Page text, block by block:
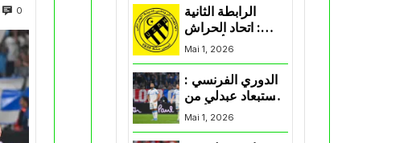
0
الرابطة الثانية
: اتحاد الحراش
يحسم التأهل إلى
“البلاي أوف”
Mai 1, 2026
الدوري الفرنسي :
استبعاد عبدلي من
قائمة مرسيليا أمام
Mai 1, 2026